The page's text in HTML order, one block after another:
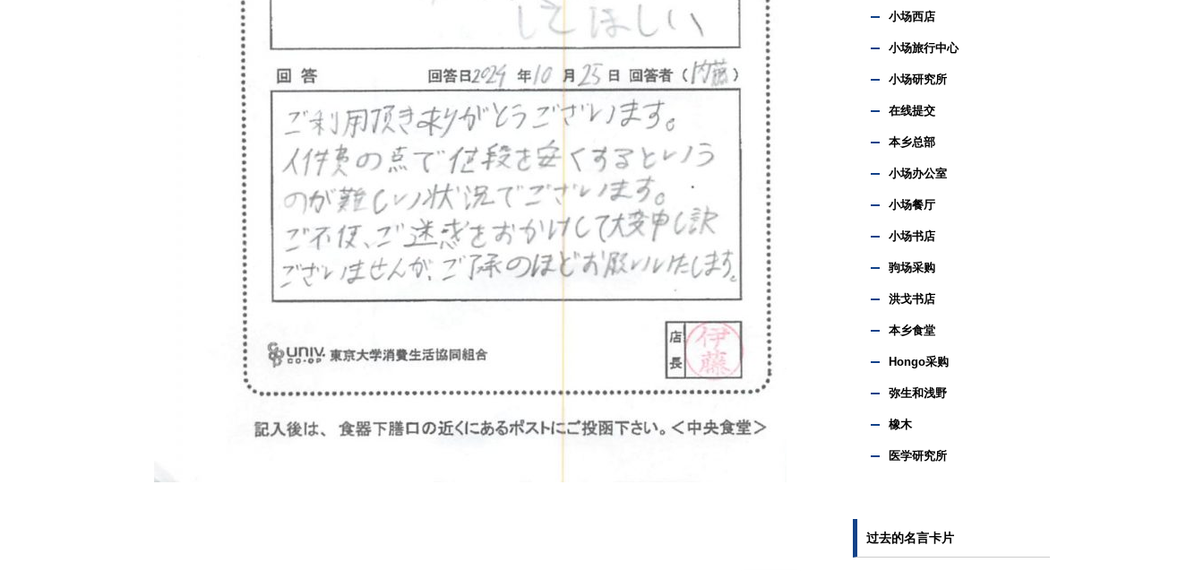
小场西店
小场旅行中心
小场研究所
在线提交
本乡总部
小场办公室
小场餐厅
小场书店
驹场采购
洪戈书店
本乡食堂
Hongo采购
弥生和浅野
橡木
医学研究所
过去的名言卡片